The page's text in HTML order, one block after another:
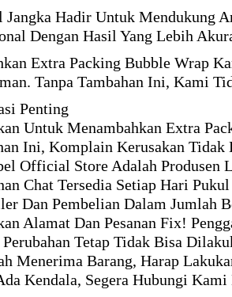
Jangka Hadir Untuk Mendukung
Dengan Hasil Yang Lebih
Extra Packing Bubble Wrap
Tanpa Tambahan Ini, Kami
Penting
Untuk Menambahkan Extra
Ini, Komplain Kerusakan Tidak
Official Store Adalah Produsen
Chat Tersedia Setiap Hari
Dan Pembelian Dalam Jumlah
Alamat Dan Pesanan Fix!
Tetap Tidak Bisa
Menerima Barang, Harap
Kendala, Segera Hubungi